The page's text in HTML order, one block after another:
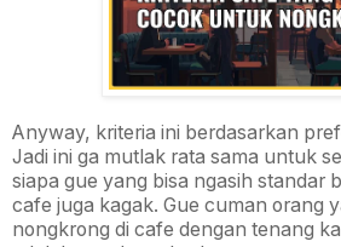
Anyway, kriteria ini berdasarkan
Jadi ini ga mutlak rata sama untuk
siapa gue yang bisa ngasih standar
cafe juga kagak. Gue cuman orang
nongkrong di cafe dengan tenang